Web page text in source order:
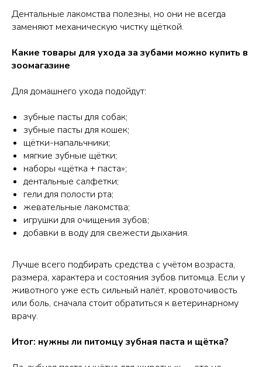
Дентальные лакомства полезны, но они не всегда
заменяют механическую чистку щёткой.
Какие товары для ухода за зубами можно купить в
зоомагазине
Для домашнего ухода подойдут:
зубные пасты для собак;
зубные пасты для кошек;
щётки-напальчники;
мягкие зубные щётки;
наборы «щётка + паста»;
дентальные салфетки;
гели для полости рта;
жевательные лакомства;
игрушки для очищения зубов;
добавки в воду для свежести дыхания.
Лучше всего подбирать средства с учётом возраста,
размера, характера и состояния зубов питомца. Если у
животного уже есть сильный налёт, кровоточивость
или боль, сначала стоит обратиться к ветеринарному
врачу.
Итог: нужны ли питомцу зубная паста и щётка?